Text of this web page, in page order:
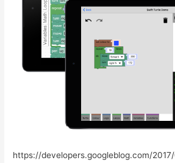
https://developers.googleblog.com/